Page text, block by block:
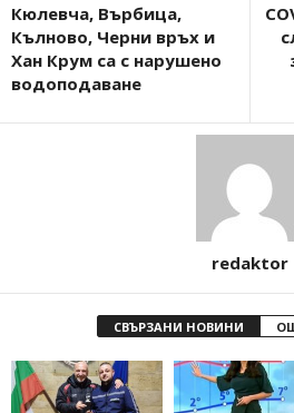
Кюлевча, Върбица,
Кълново, Черни връх и
Хан Крум са с нарушено
водоподаване
redaktor
СВЪРЗАНИ НОВИНИ